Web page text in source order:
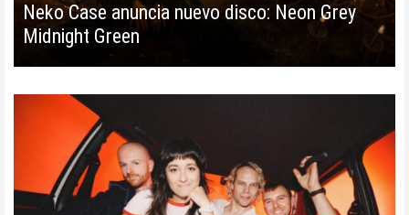
Neko Case anuncia nuevo disco: Neon Grey
Midnight Green